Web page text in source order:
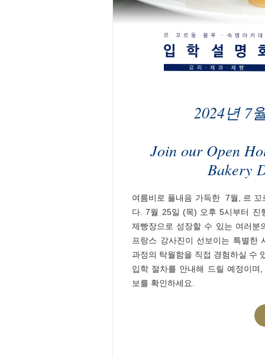
2024년 7
Join our Open
Bakery
여름비로 풀내음 가득한 7월, 르
다. 7월 25일 (목) 오후 5시부터 진
제빵장으로 성장할 수 있는 여러분
프랑스 강사진이 선보이는 특별한
과정의 탁월함을 직접 경험하실 수
입학 절차를 안내해 드릴 예정이
보를 확인하세요.